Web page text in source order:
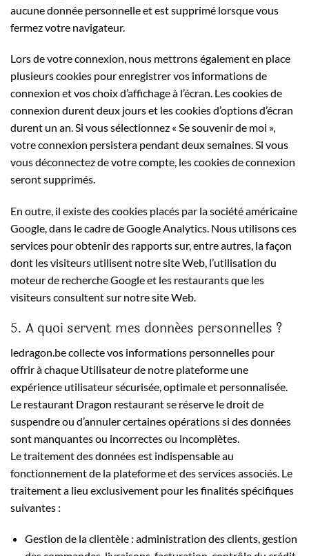
aucune donnée personnelle et est supprimé lorsque vous
fermez votre navigateur.
Lors de votre connexion, nous mettrons également en place
plusieurs cookies pour enregistrer vos informations de
connexion et vos choix d’affichage à l’écran. Les cookies de
connexion durent deux jours et les cookies d’options d’écran
durent un an. Si vous sélectionnez « Se souvenir de moi »,
votre connexion persistera pendant deux semaines. Si vous
vous déconnectez de votre compte, les cookies de connexion
seront supprimés.
En outre, il existe des cookies placés par la société américaine
Google, dans le cadre de Google Analytics. Nous utilisons ces
services pour obtenir des rapports sur, entre autres, la façon
dont les visiteurs utilisent notre site Web, l’utilisation du
moteur de recherche Google et les restaurants que les
visiteurs consultent sur notre site Web.
5. A quoi servent mes données personnelles ?
ledragon.be collecte vos informations personnelles pour
offrir à chaque Utilisateur de notre plateforme une
expérience utilisateur sécurisée, optimale et personnalisée.
Le restaurant Dragon restaurant se réserve le droit de
suspendre ou d’annuler certaines opérations si des données
sont manquantes ou incorrectes ou incomplètes.
Le traitement des données est indispensable au
fonctionnement de la plateforme et des services associés. Le
traitement a lieu exclusivement pour les finalités spécifiques
suivantes :
Gestion de la clientèle : administration des clients, gestion